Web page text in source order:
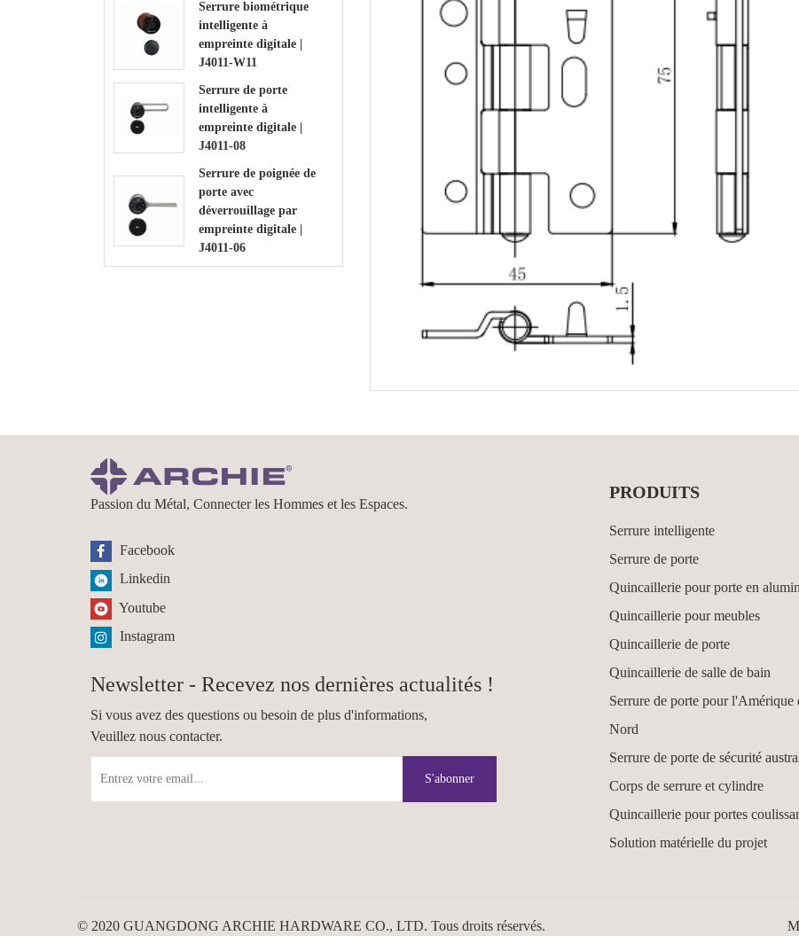
Serrure biométrique
intelligente à
empreinte digitale |
J4011-W11
Serrure de porte
intelligente à
empreinte digitale |
J4011-08
Serrure de poignée de
porte avec
déverrouillage par
empreinte digitale |
J4011-06
Passion du Métal, Connecter les Hommes et les Espaces.
Facebook
Linkedin
Youtube
Instagram
Newsletter - Recevez nos dernières actualités !
Si vous avez des questions ou besoin de plus d'informations,
Veuillez nous contacter.
S'abonner
PRODUITS
Serrure intelligente
Serrure de porte
Quincaillerie pour porte en
Quincaillerie pour meubles
Quincaillerie de porte
Quincaillerie de salle de bain
Serrure de porte pour l'Amérique
Nord
Serrure de porte de sécurité
Corps de serrure et cylindre
Quincaillerie pour portes
Solution matérielle du projet
© 2020 GUANGDONG ARCHIE HARDWARE CO., LTD. Tous droits réservés.